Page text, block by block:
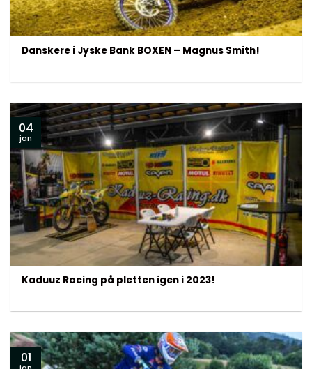
Danskere i Jyske Bank BOXEN – Magnus Smith!
Kaduuz Racing på pletten igen i 2023!
04
jan
01